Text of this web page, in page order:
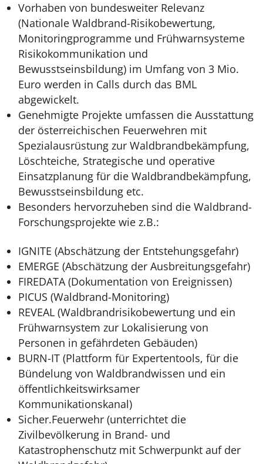
Vorhaben von bundesweiter Relevanz
(Nationale Waldbrand-Risikobewertung,
Monitoringprogramme und Frühwarnsysteme
Risikokommunikation und
Bewusstseinsbildung) im Umfang von 3 Mio.
Euro werden in Calls durch das BML
abgewickelt.
Genehmigte Projekte umfassen die Ausstattung
der österreichischen Feuerwehren mit
Spezialausrüstung zur Waldbrandbekämpfung,
Löschteiche, Strategische und operative
Einsatzplanung für die Waldbrandbekämpfung,
Bewusstseinsbildung etc.
Besonders hervorzuheben sind die Waldbrand-
Forschungsprojekte wie z.B.:
IGNITE (Abschätzung der Entstehungsgefahr)
EMERGE (Abschätzung der Ausbreitungsgefahr)
FIREDATA (Dokumentation von Ereignissen)
PICUS (Waldbrand-Monitoring)
REVEAL (Waldbrandrisikobewertung und ein
Frühwarnsystem zur Lokalisierung von
Personen in gefährdeten Gebäuden)
BURN-IT (Plattform für Expertentools, für die
Bündelung von Waldbrandwissen und ein
öffentlichkeitswirksamer
Kommunikationskanal)
Sicher.Feuerwehr (unterrichtet die
Zivilbevölkerung in Brand- und
Katastrophenschutz mit Schwerpunkt auf der